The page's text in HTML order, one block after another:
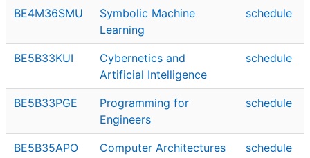
BE4M36SMU
Symbolic Machine
Learning
schedule
BE5B33KUI
Cybernetics and
Artificial Intelligence
schedule
BE5B33PGE
Programming for
Engineers
schedule
BE5B35APO Computer Architectures schedule